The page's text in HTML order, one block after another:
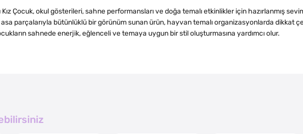
Çocuk, okul gösterileri, sahne performansları ve doğa temalı etkinlikler için hazırlanmış
parçalarıyla bütünlüklü bir görünüm sunan ürün, hayvan temalı organizasyonlarda dikkat
sahnede enerjik, eğlenceli ve temaya uygun bir stil oluşturmasına yardımcı olur.